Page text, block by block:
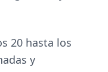
20 hasta los
y